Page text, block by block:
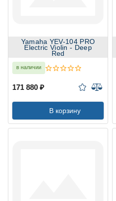
Yamaha YEV-104 PRO
Electric Violin - Deep
Red
в наличии
171 880 ₽
В корзину